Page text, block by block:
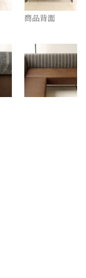
商品背面